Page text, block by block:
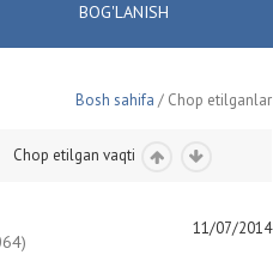
BOG'LANISH
Bosh sahifa / Chop etilganlar
Chop etilgan vaqti
11/07/2014